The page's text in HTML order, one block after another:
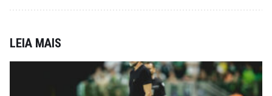
LEIA MAIS